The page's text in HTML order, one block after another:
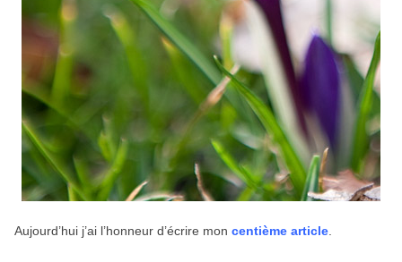
Aujourd’hui j’ai l’honneur d’écrire mon centième article.